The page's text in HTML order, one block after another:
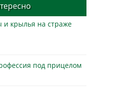
крылья на страже
под прицелом